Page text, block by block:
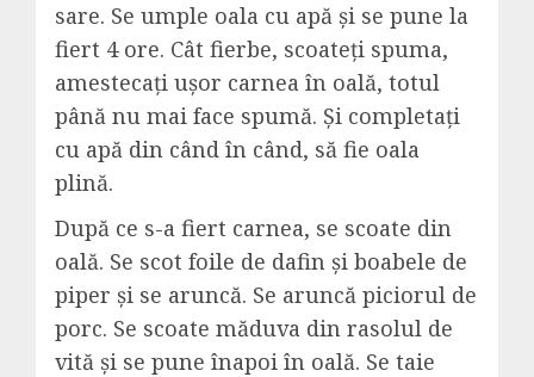
sare. Se umple oala cu apă și se pune la
fiert 4 ore. Cât fierbe, scoateți spuma,
amestecați ușor carnea în oală, totul
până nu mai face spumă. Și completați
cu apă din când în când, să fie oala
plină.
După ce s-a fiert carnea, se scoate din
oală. Se scot foile de dafin și boabele de
piper și se aruncă. Se aruncă piciorul de
porc. Se scoate măduva din rasolul de
vită și se pune înapoi în oală. Se taie